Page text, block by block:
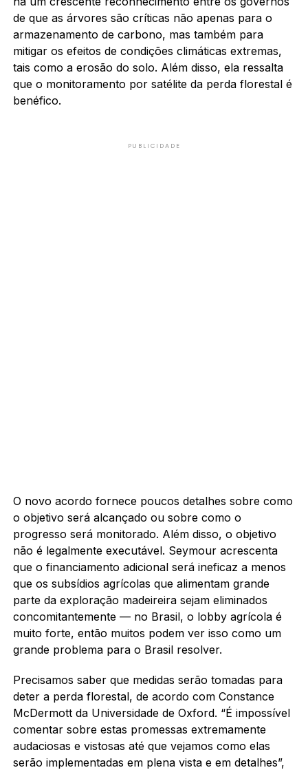
de que as árvores são críticas não apenas para o
armazenamento de carbono, mas também para
mitigar os efeitos de condições climáticas extremas,
tais como a erosão do solo. Além disso, ela ressalta
que o monitoramento por satélite da perda florestal é
benéfico.
PUBLICIDADE
O novo acordo fornece poucos detalhes sobre como
o objetivo será alcançado ou sobre como o
progresso será monitorado. Além disso, o objetivo
não é legalmente executável. Seymour acrescenta
que o financiamento adicional será ineficaz a menos
que os subsídios agrícolas que alimentam grande
parte da exploração madeireira sejam eliminados
concomitantemente — no Brasil, o lobby agrícola é
muito forte, então muitos podem ver isso como um
grande problema para o Brasil resolver.
Precisamos saber que medidas serão tomadas para
deter a perda florestal, de acordo com Constance
McDermott da Universidade de Oxford. “É impossível
comentar sobre estas promessas extremamente
audaciosas e vistosas até que vejamos como elas
serão implementadas em plena vista e em detalhes”,